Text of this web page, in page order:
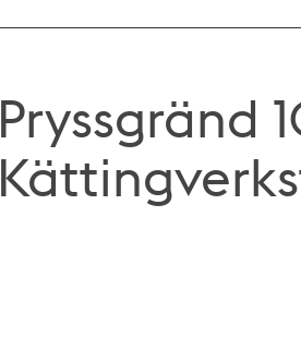
Pryssgränd